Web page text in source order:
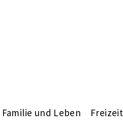
Familie und Leben Freizeit